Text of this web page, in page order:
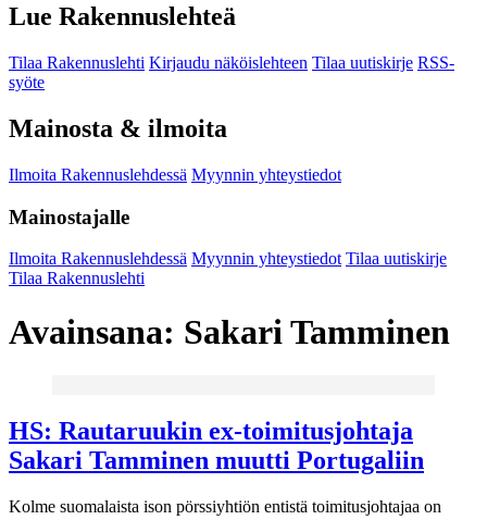
Lue Rakennuslehteä
Tilaa Rakennuslehti Kirjaudu näköislehteen Tilaa uutiskirje RSS-
syöte
Mainosta & ilmoita
Ilmoita Rakennuslehdessä Myynnin yhteystiedot
Mainostajalle
Ilmoita Rakennuslehdessä Myynnin yhteystiedot Tilaa uutiskirje
Tilaa Rakennuslehti
Avainsana: Sakari Tamminen
HS: Rautaruukin ex-toimitusjohtaja
Sakari Tamminen muutti Portugaliin
Kolme suomalaista ison pörssiyhtiön entistä toimitusjohtajaa on